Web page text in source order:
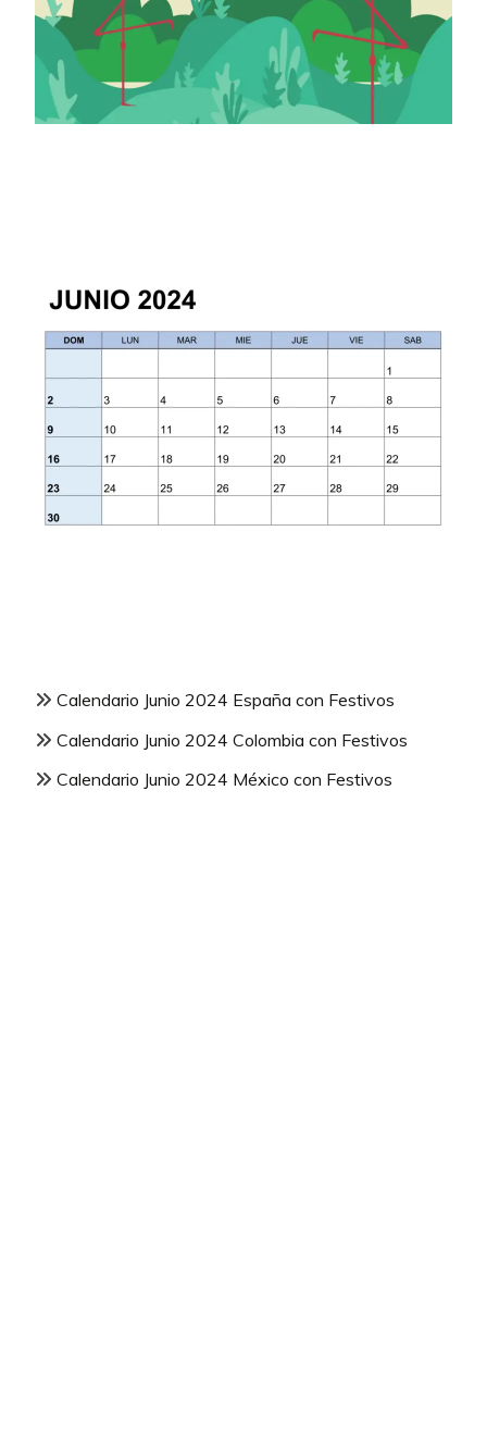
Calendario Junio 2024 España con Festivos
Calendario Junio 2024 Colombia con Festivos
Calendario Junio 2024 México con Festivos